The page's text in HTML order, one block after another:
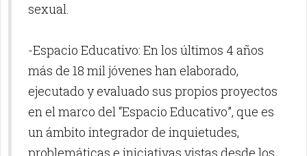
sexual.
-Espacio Educativo: En los últimos 4 años
más de 18 mil jóvenes han elaborado,
ejecutado y evaluado sus propios proyectos
en el marco del “Espacio Educativo”, que es
un ámbito integrador de inquietudes,
problemáticas e iniciativas vistas desde los